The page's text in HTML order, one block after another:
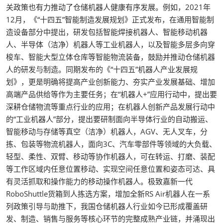
关政策也有力推动了仓储机器人健康有序发展。例如，2021年
12月，《“十四五”智能制造发展规划》正式发布，在通用智能制
造设备部分中提出，研发包括智能焊接机器人、智能移动机器
人、半导体（洁净）机器人等工业机器人，以及智能多层多向穿
梭车、智能大型立体仓库等智能物流装备，鼓励并推动仓储机器
人的研发与制造。同期发布的《“十四五”机器人产业发展规
划》，更是明确将提高产业创新能力、夯实产业发展基础、增加
高端产品供给等作为主要任务；在“机器人+”应用行动中，提出要
深耕仓储物流等重点行业的应用；在机器人创新产品发展行动中
的“工业机器人”部分，提出要研制面向半导体行业的自动搬运、
智能移动与存储等真空（洁净）机器人，AGV、无人叉车，分
拣、包装等物流机器人，面向3C、汽车零部件等领域的大负载、
轻型、柔性、双臂、移动等协作机器人，可在转运、打磨、装配
等工作区域内任意位置移动、实现空间任意位置和姿态可达、具
有灵活抓取和操作能力的移动操作机器人。极致嘉新一代
RoboShuttle货箱到人拣选方案，增加全新RS Air机器人在一系
列政策引导与助推下，我国仓储机器人行业如今已形成覆盖研
发、制造、销售与服务等核心环节的完整成熟产业链，并涌现出